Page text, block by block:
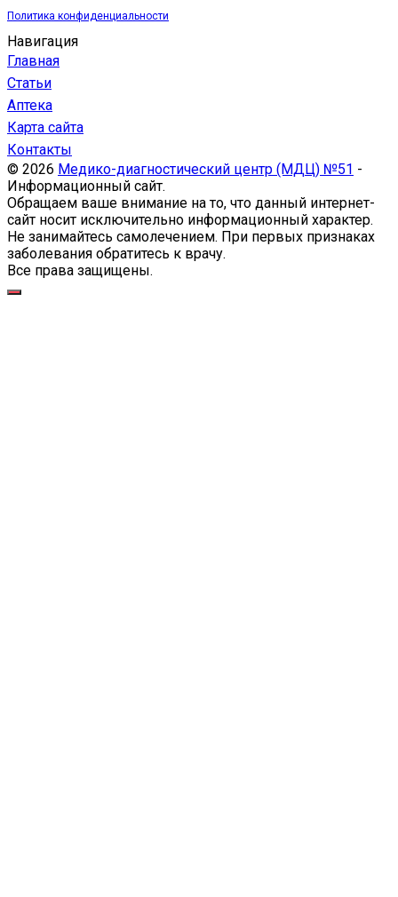
Политика конфиденциальности
Навигация
Главная
Статьи
Аптека
Карта сайта
Контакты
© 2026 Медико-диагностический центр (МДЦ) №51 -
Информационный сайт.
Обращаем ваше внимание на то, что данный интернет-
сайт носит исключительно информационный характер.
Не занимайтесь самолечением. При первых признаках
заболевания обратитесь к врачу.
Все права защищены.